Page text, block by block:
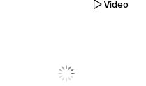
Video